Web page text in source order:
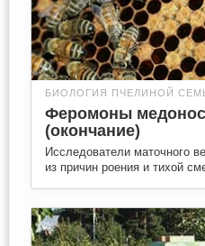
БИОЛОГИЯ ПЧЕЛИНОЙ
Феромоны
(окончание)
Исследователи маточного
из причин роения и тихой